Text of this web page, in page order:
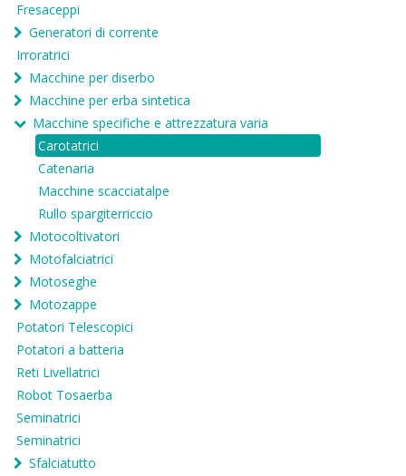
Fresaceppi
Generatori di corrente
Irroratrici
Macchine per diserbo
Macchine per erba sintetica
Macchine specifiche e attrezzatura varia
Carotatrici
Catenaria
Macchine scacciatalpe
Rullo spargiterriccio
Motocoltivatori
Motofalciatrici
Motoseghe
Motozappe
Potatori Telescopici
Potatori a batteria
Reti Livellatrici
Robot Tosaerba
Seminatrici
Seminatrici
Sfalciatutto